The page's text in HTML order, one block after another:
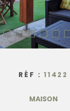
RÉF :11422
MAISON